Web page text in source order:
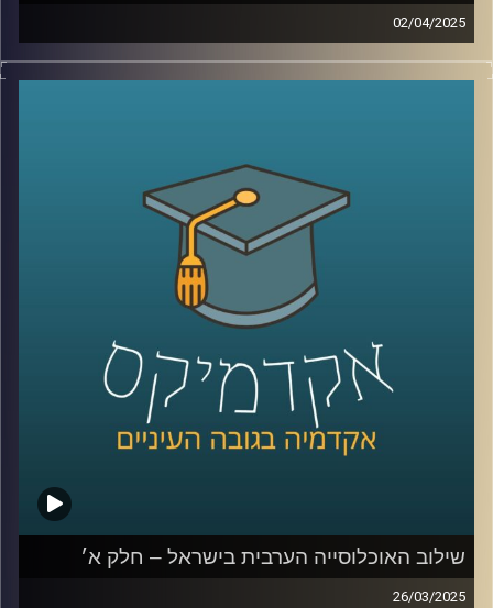
02/04/2025
בפרק הקודם דיברנו קצת על אוכלוסיות בישראל, איך מחלקים
לאוכלוסיות, למה בכלל שווה להשקיע באוכלוסייה הערבית
הערבית אל מול החברה הכללית גדולים?
בפרק הזה נדבר יותר על מוביליות חברתית, השכלה, מי הולך
ללמוד יותר גברים ערביים או נשים ערביות, למה פעם גבריים
ערביים למדו יותר והיום פחות, מהי החלטת החומש לחברה
ולמה האוכלוסייה הערבית לא יודעת עברית?
שוב איתנו ד״ר מריאן תחאוכו, חוקרת בכירה במכון אהרן
למדיניות כלכלית בבית ספר טיומקין לכלכלה – אוניברסיטת
רייכמן, ועומדת בראש המרכז לחברה הערבית.
קרדיט תמונות:AudioVersity
שילוב האוכלוסייה הערבית בישראל – חלק א׳
26/03/2025